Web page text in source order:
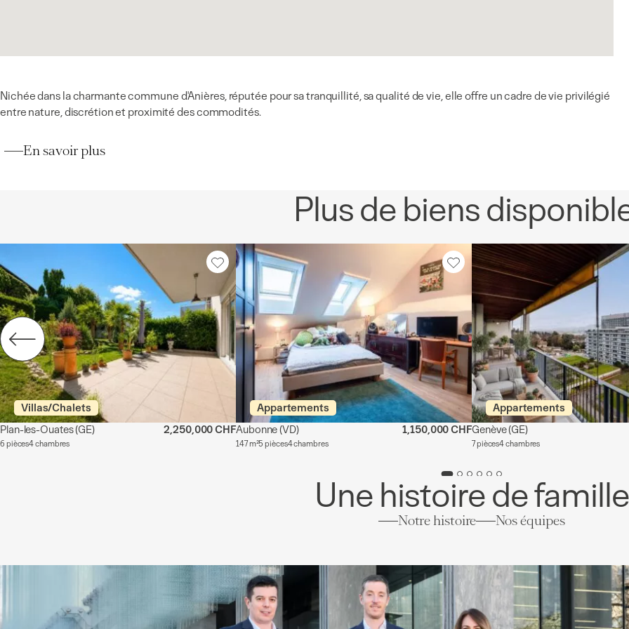
Nichée dans la charmante commune d'Anières, réputée pour sa tranquillité, sa qualité de vie, elle offre un cadre de vie privilégié
entre nature, discrétion et proximité des commodités.
En savoir plus
Plus de biens
Villas/Chalets
Plan-les-Ouates(GE)
6 pièces4 chambres
2,250,000 CHF
Appartements
Aubonne(VD)
147 m²5 pièces4 chambres
1,150,000 CHF
Appartements
Genève(GE)
7 pièces4 chambres
Une histoire de famille
Notre histoire Nos équipes